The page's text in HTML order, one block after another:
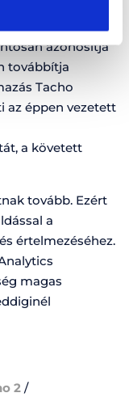
kártyán
azonosítja
továbbítja
Tacho
az éppen vezetett
a követett
tovább. Ezért
a
értelmezéséhez.
magas
2 /